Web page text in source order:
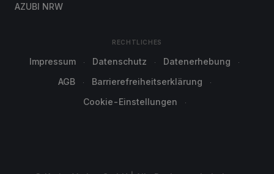
AZUBI NRW
RECHTLICHES
Impressum Datenschutz
Datenerhebung
AGB
Barrierefreiheitserklärung
Cookie-Einstellungen